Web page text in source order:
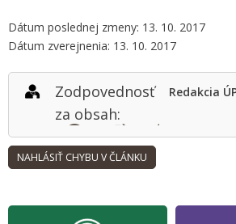
Dátum poslednej zmeny: 13. 10. 2017
Dátum zverejnenia: 13. 10. 2017
Zodpovednosť
za obsah:
Redakcia